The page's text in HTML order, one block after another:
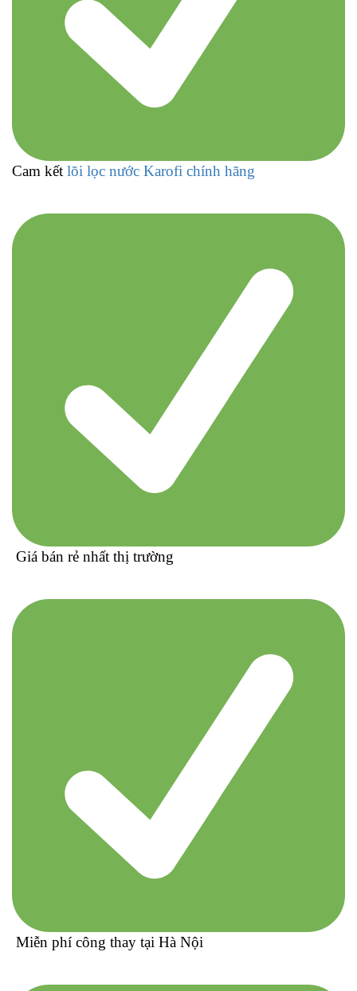
Cam kết lõi lọc nước Karofi chính hãng
Giá bán rẻ nhất thị trường
Miễn phí công thay tại Hà Nội